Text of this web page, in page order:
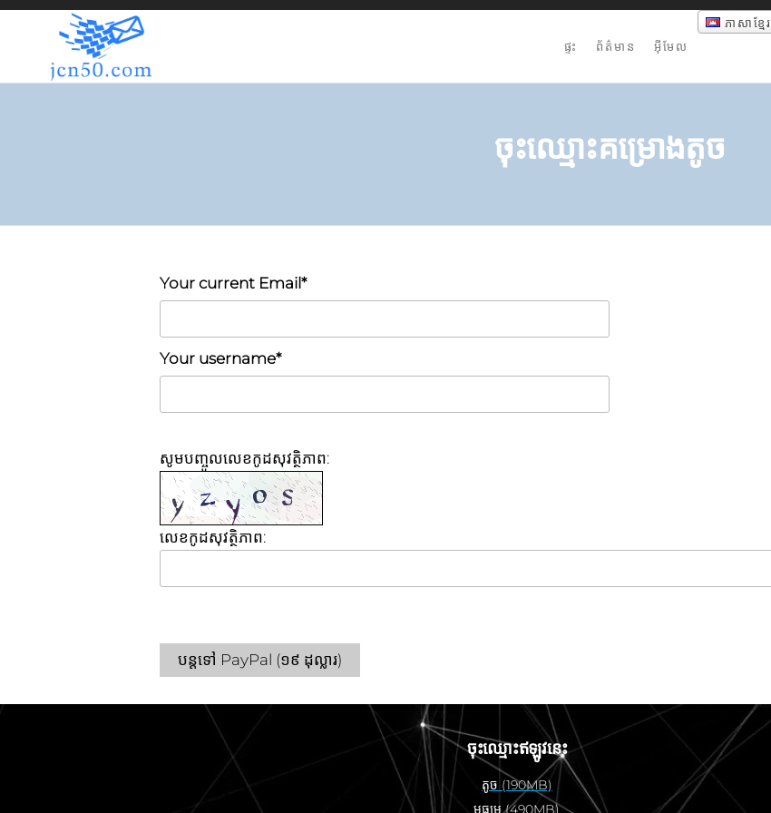
ផ្ទះ ព័ត៌មាន អ៊ីមែល
ភាសាខ្មែរ
ចុះឈ្មោះគម្រោងតូច
Your current Email*
Your username*
សូមបញ្ចូលលេខកូដសុវត្ថិភាព:
លេខកូដសុវត្ថិភាព:
បន្តទៅ PayPal (១៩ ដុល្លារ)
ចុះឈ្មោះឥឡូវនេះ
តូច (190MB)
មធ្យម (490MB)